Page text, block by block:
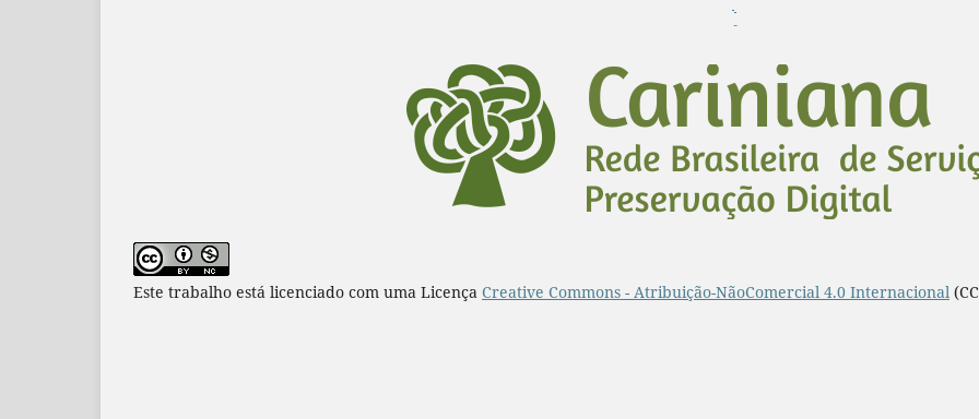
¨
Este trabalho está licenciado com uma Licença Creative Commons - Atribuição-NãoComercial 4.0 Internacional